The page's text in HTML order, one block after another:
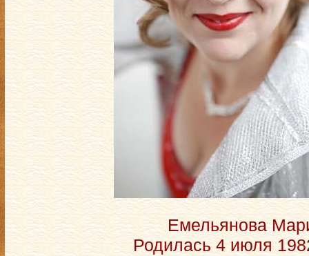
Емельянова
Родилась 4 июля